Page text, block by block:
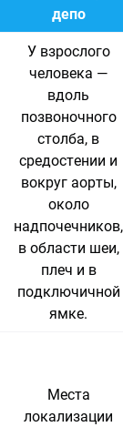
депо
У взрослого
человека —
вдоль
позвоночного
столба, в
средостении и
вокруг аорты,
около
надпочечников,
в области шеи,
плеч и в
подключичной
ямке.
Места
локализации